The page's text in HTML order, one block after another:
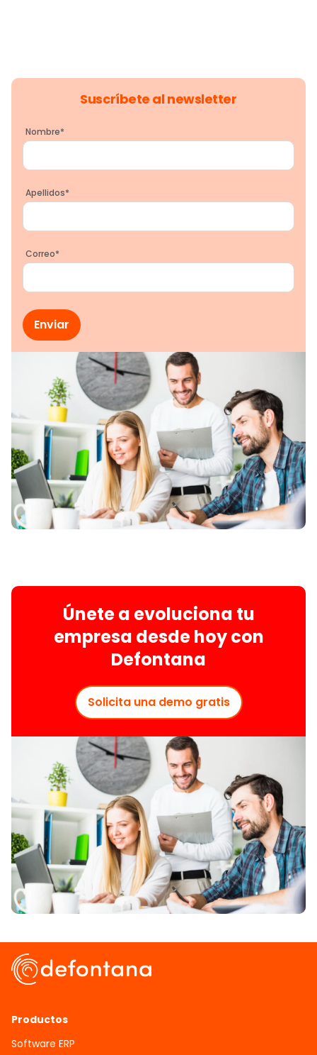
Suscríbete al newsletter
Nombre*
Apellidos*
Correo*
Únete a evoluciona tu
empresa desde hoy con
Defontana
Solicita una demo gratis
Productos
Software ERP